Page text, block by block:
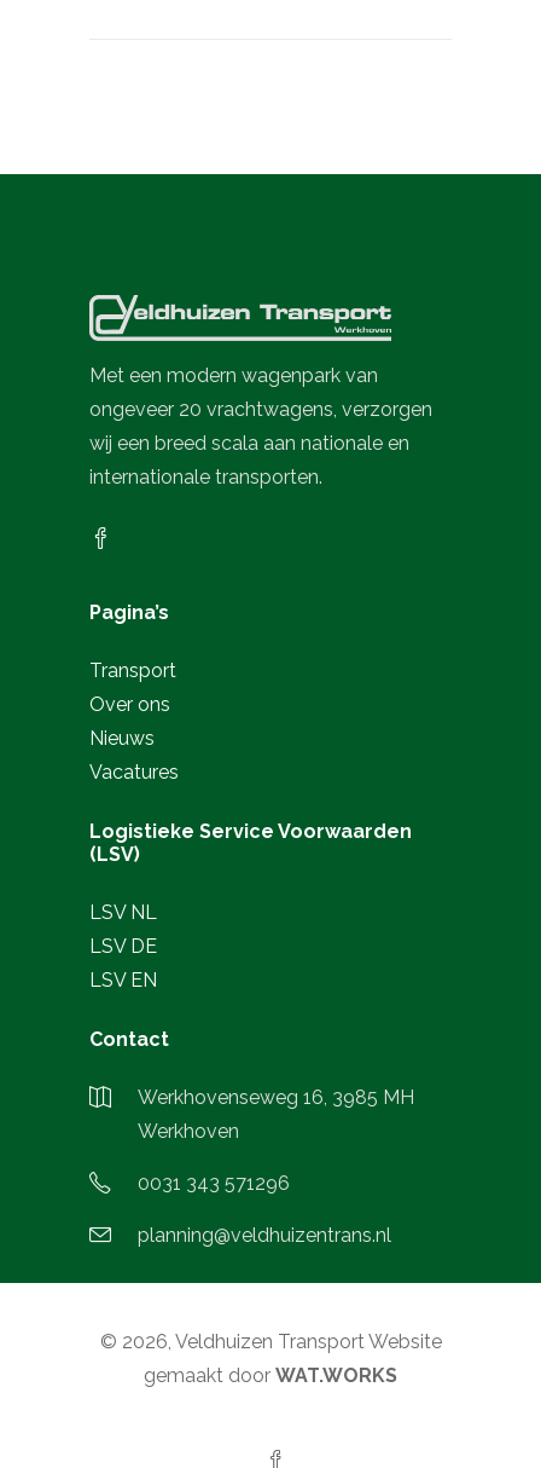
Met een modern wagenpark van
ongeveer 20 vrachtwagens, verzorgen
wij een breed scala aan nationale en
internationale transporten.
Pagina’s
Transport
Over ons
Nieuws
Vacatures
Logistieke Service Voorwaarden
(LSV)
LSV NL
LSV DE
LSV EN
Contact
Werkhovenseweg 16, 3985 MH
Werkhoven
0031 343 571296
planning@veldhuizentrans.nl
© 2026, Veldhuizen Transport Website
gemaakt door WAT.WORKS